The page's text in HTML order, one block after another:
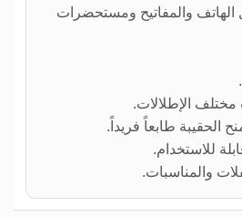
والمفاتيح ومستحضرات
الإطلالات.
الحقيبة طابعاً فريداً.
للاستخدام.
والمناسبات.